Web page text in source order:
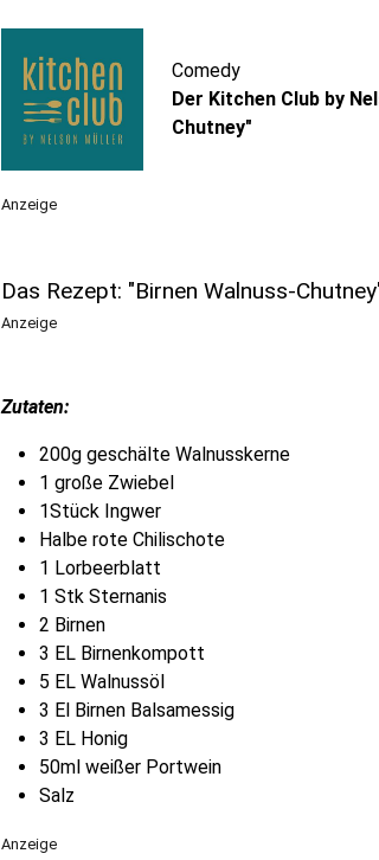
Comedy
Der Kitchen Club by
Chutney"
Anzeige
Das Rezept: "Birnen Walnuss-
Anzeige
Zutaten:
200g geschälte Walnusskerne
1 große Zwiebel
1Stück Ingwer
Halbe rote Chilischote
1 Lorbeerblatt
1 Stk Sternanis
2 Birnen
3 EL Birnenkompott
5 EL Walnussöl
3 El Birnen Balsamessig
3 EL Honig
50ml weißer Portwein
Salz
Anzeige